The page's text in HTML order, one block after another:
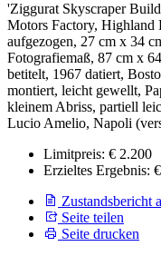
'Ziggurat Skyscraper
Motors Factory, Highland
aufgezogen, 27 cm x 34
Fotografiemaß, 87 cm x
betitelt, 1967 datiert,
montiert, leicht gewellt,
kleinem Abriss, partiell
Lucio Amelio, Napoli
Limitpreis: € 2.200
Erzieltes Ergebnis:
Zustandsbericht
Seite teilen
Seite drucken